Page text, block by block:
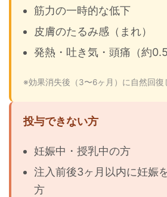
筋力の一時的な低下
皮膚のたるみ感（まれ）
発熱・吐き気・頭痛（約
※効果消失後（3〜6ヶ月）に自然回復
投与できない方
妊娠中・授乳中の方
注入前後3ヶ月以内に妊娠
方